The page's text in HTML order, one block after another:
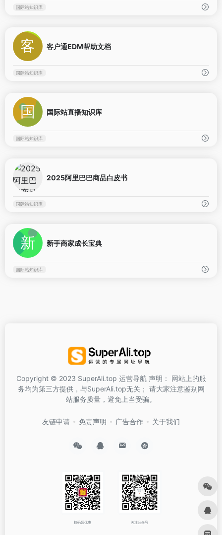
国际站知识库
客户通EDM帮助文档
国际站知识库
国际站直播知识库
国际站知识库
2025阿里巴巴商品白皮书
国际站知识库
新手商家成长宝典
国际站知识库
Copyright © 2023 SuperAli.top 运营导航 声明： 网站上的服
务均为第三方提供，与SuperAli.top无关； 请大家注意鉴别网
站服务质量，避免上当受骗。
友链申请 免责声明 广告合作 关于我们
扫码领优惠 关注公众号